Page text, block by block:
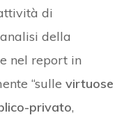
di
della
nel report in
“sullevirtuose
privato,